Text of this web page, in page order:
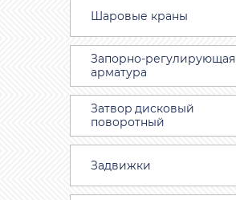
Шаровые краны
Запорно-регулирующая
арматура
Затвоp дискoвый
пoвoротный
Задвижки